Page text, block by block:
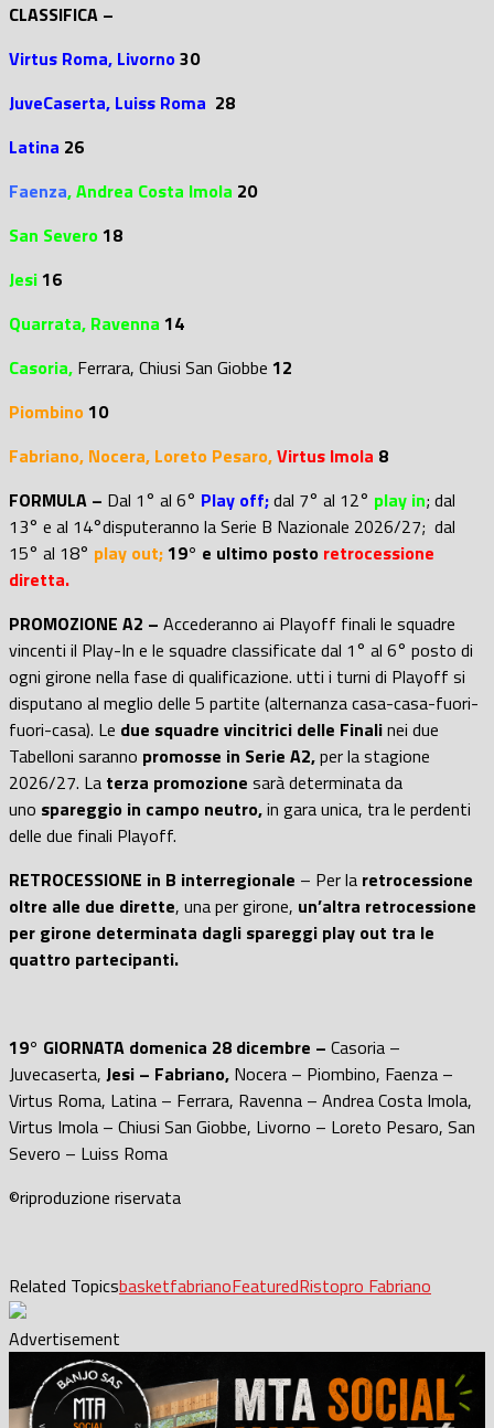
CLASSIFICA –
Virtus Roma, Livorno30
JuveCaserta, Luiss Roma 28
Latina 26
Faenza, Andrea Costa Imola 20
San Severo18
Jesi16
Quarrata, Ravenna 14
Casoria, Ferrara, Chiusi San Giobbe 12
Piombino10
Fabriano, Nocera, Loreto Pesaro,Virtus Imola 8
FORMULA – Dal 1° al 6° Play off;dal 7° al 12° play in; dal
13° e al 14°disputeranno la Serie B Nazionale 2026/27; dal
15° al 18° play out;19° e ultimo posto retrocessione
diretta.
PROMOZIONE A2 – Accederanno ai Playoff finali le squadre
vincenti il Play-In e le squadre classificate dal 1° al 6° posto di
ogni girone nella fase di qualificazione. utti i turni di Playoff si
disputano al meglio delle 5 partite (alternanza casa-casa-fuori-
fuori-casa). Le due squadre vincitrici delle Finalinei due
Tabelloni saranno promosse in Serie A2,per la stagione
2026/27. La terza promozione sarà determinata da
uno spareggio in campo neutro,in gara unica, tra le perdenti
delle due finali Playoff.
RETROCESSIONE in B interregionale – Per la retrocessione
oltre alle due dirette, una per girone, un’altra retrocessione
per girone determinata dagli spareggi play out tra le
quattro partecipanti.
19° GIORNATA domenica 28 dicembre – Casoria –
Juvecaserta, Jesi – Fabriano, Nocera – Piombino, Faenza –
Virtus Roma, Latina – Ferrara, Ravenna – Andrea Costa Imola,
Virtus Imola – Chiusi San Giobbe, Livorno – Loreto Pesaro, San
Severo – Luiss Roma
©riproduzione riservata
Related TopicsbasketfabrianoFeaturedRistopro Fabriano
Advertisement